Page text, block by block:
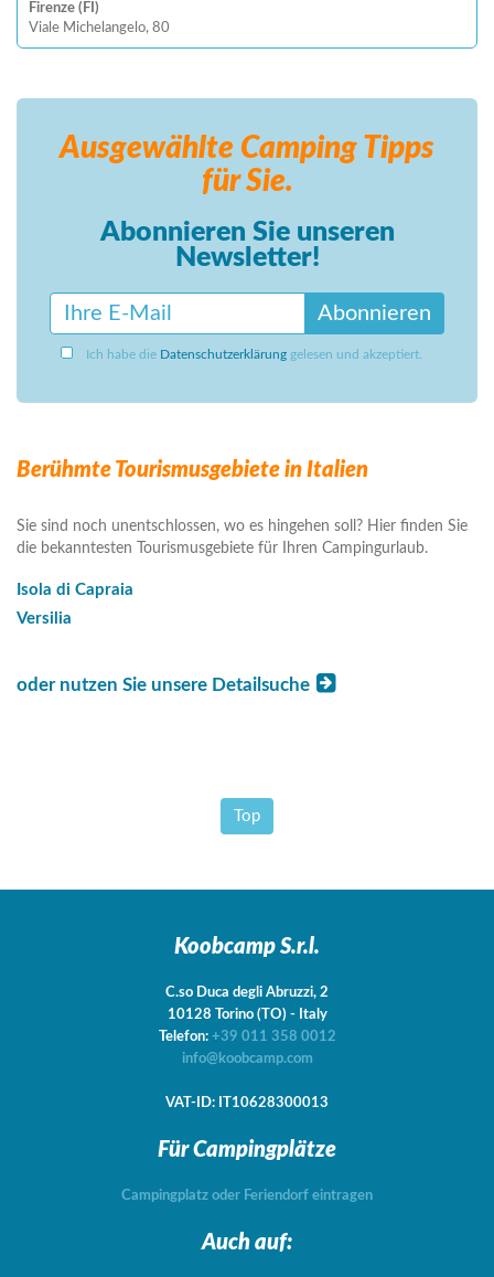
Firenze (FI)
Viale Michelangelo, 80
Ausgewählte Camping Tipps
für Sie.
Abonnieren Sie unseren
Newsletter!
Abonnieren
Ich habe die Datenschutzerklärung gelesen und akzeptiert.
Berühmte Tourismusgebiete in Italien
Sie sind noch unentschlossen, wo es hingehen soll? Hier finden Sie
die bekanntesten Tourismusgebiete für Ihren Campingurlaub.
Isola di Capraia
Versilia
oder nutzen Sie unsere Detailsuche
Top
Koobcamp S.r.l.
C.so Duca degli Abruzzi, 2
10128 Torino (TO) - Italy
Telefon: +39 011 358 0012
info@koobcamp.com
VAT-ID: IT10628300013
Für Campingplätze
Campingplatz oder Feriendorf eintragen
Auch auf: